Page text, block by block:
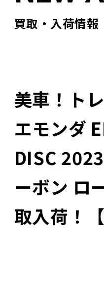
買取・入荷情報
美車！ト
エモンダ
DISC
ーボン ロ
取入荷！